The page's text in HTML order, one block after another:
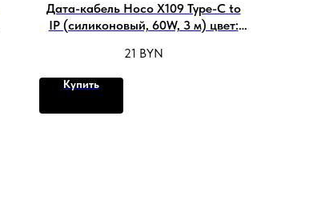
Дата-кабель Hoco X109 Type-C to
IP (силиконовый, 60W, 3 м) цвет:
21 BYN
Купить